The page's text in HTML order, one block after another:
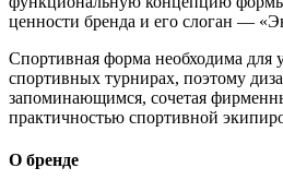
ценности бренда и его слоган —
Спортивная форма необходима для
спортивных турнирах, поэтому
запоминающимся, сочетая
практичностью спортивной
О бренде